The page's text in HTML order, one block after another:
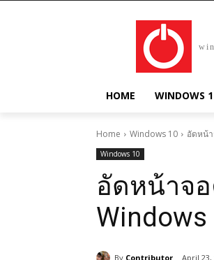
HOME WINDOWS
Home Windows 10 อัดหน้
Windows 10
อัดหน้าจ
By Contributor April 23,